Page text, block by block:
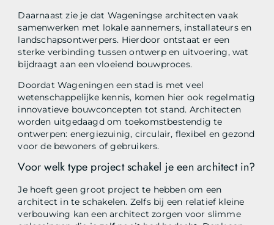
Daarnaast zie je dat Wageningse architecten vaak
samenwerken met lokale aannemers, installateurs en
landschapsontwerpers. Hierdoor ontstaat er een
sterke verbinding tussen ontwerp en uitvoering, wat
bijdraagt aan een vloeiend bouwproces.
Doordat Wageningen een stad is met veel
wetenschappelijke kennis, komen hier ook regelmatig
innovatieve bouwconcepten tot stand. Architecten
worden uitgedaagd om toekomstbestendig te
ontwerpen: energiezuinig, circulair, flexibel en gezond
voor de bewoners of gebruikers.
Voor welk type project schakel je een architect in?
Je hoeft geen groot project te hebben om een
architect in te schakelen. Zelfs bij een relatief kleine
verbouwing kan een architect zorgen voor slimme